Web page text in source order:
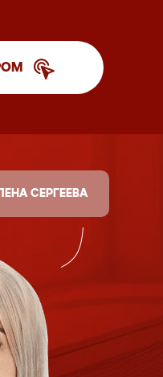
СЕРГЕЕВА